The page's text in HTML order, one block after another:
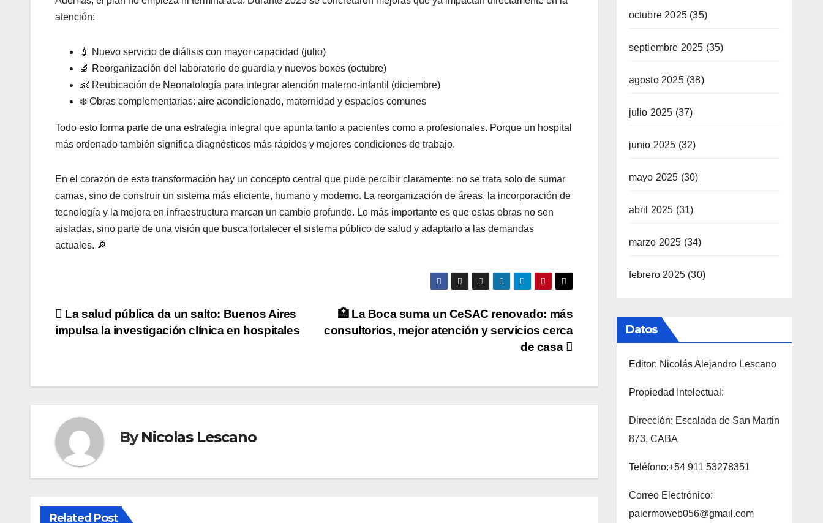
atención:
💉 Nuevo servicio de diálisis con mayor capacidad (julio)
🔬 Reorganización del laboratorio de guardia y nuevos boxes (octubre)
👶 Reubicación de Neonatología para integrar atención materno-infantil (diciembre)
❄️ Obras complementarias: aire acondicionado, maternidad y espacios comunes
Todo esto forma parte de una estrategia integral que apunta tanto a pacientes como a profesionales. Porque un hospital
más ordenado también significa diagnósticos más rápidos y mejores condiciones de trabajo.
En el corazón de esta transformación hay un concepto central que pude percibir claramente: no se trata solo de sumar
camas, sino de construir un sistema más eficiente, humano y moderno. La reorganización de áreas, la incorporación de
tecnología y la mejora en infraestructura marcan un cambio profundo. Lo más importante es que estas obras no son
aisladas, sino parte de una visión que busca fortalecer el sistema público de salud y adaptarlo a las demandas
actuales. 🔎
Navegación
de
🏥 La Boca suma un CeSAC renovado: más
consultorios, mejor atención y servicios cerca
de casa
La salud pública da un salto: Buenos Aires
impulsa la investigación clínica en hospitales
ByNicolas Lescano
Related Post
octubre 2025(35)
septiembre 2025 (35)
agosto 2025(38)
julio 2025 (37)
junio 2025 (32)
mayo 2025 (30)
abril 2025 (31)
marzo 2025 (34)
febrero 2025(30)
Datos
Editor: Nicolás Alejandro Lescano
Propiedad Intelectual:
Dirección: Escalada de San Martin
873, CABA
Teléfono:+54 911 53278351
Correo Electrónico:
palermoweb056@gmail.com